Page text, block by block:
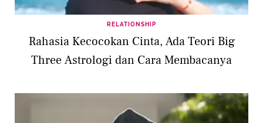
RELATIONSHIP
Rahasia Kecocokan Cinta, Ada Teori Big
Three Astrologi dan Cara Membacanya